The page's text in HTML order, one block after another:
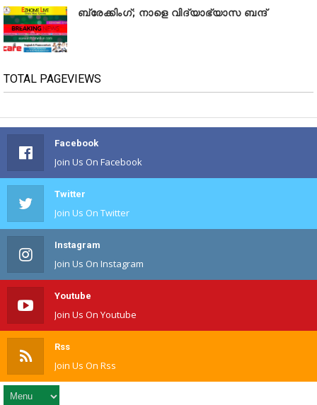
ബ്രേക്കിംഗ്; നാളെ വിദ്യാഭ്യാസ ബന്ദ്
TOTAL PAGEVIEWS
Facebook
Join Us On Facebook
Twitter
Join Us On Twitter
Instagram
Join Us On Instagram
Youtube
Join Us On Youtube
Rss
Join Us On Rss